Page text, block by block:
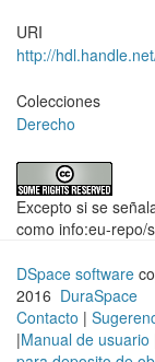
URI
http://
Colecciones
Derecho
Excepto si se
como info:eu-repo/
DSpace software
2016 DuraSpace
Contacto |
|Manual de usuario